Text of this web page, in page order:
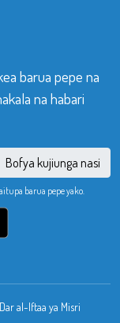
barua pepe na
na habari
Bofya kujiunga nasi
barua pepe yako.
al-Iftaa ya Misri